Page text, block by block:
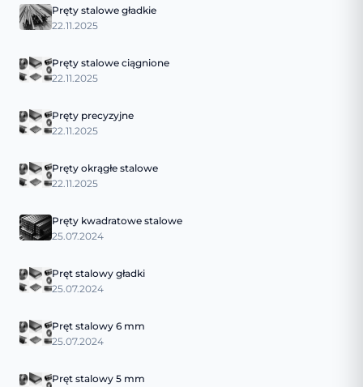
Pręty stalowe gładkie
22.11.2025
Pręty stalowe ciągnione
22.11.2025
Pręty precyzyjne
22.11.2025
Pręty okrągłe stalowe
22.11.2025
Pręty kwadratowe stalowe
25.07.2024
Pręt stalowy gładki
25.07.2024
Pręt stalowy 6 mm
25.07.2024
Pręt stalowy 5 mm